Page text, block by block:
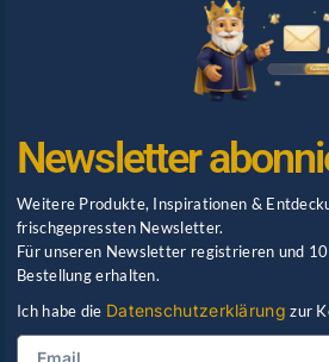
Newsletter
Weitere Produkte, Inspirationen &
frischgepressten Newsletter.
Für unseren Newsletter registrieren und
Bestellung erhalten.
Ich habe die Datenschutzerklärung zur